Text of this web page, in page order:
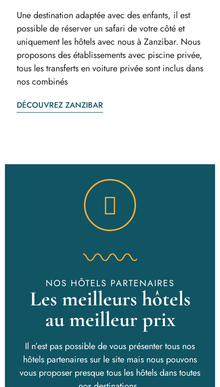
Une destination adaptée avec des enfants, il est
possible de réserver un safari de votre côté et
uniquement les hôtels avec nous à Zanzibar. Nous
proposons des établissements avec piscine privée,
tous les transferts en voiture privée sont inclus dans
nos combinés
DÉCOUVREZ ZANZIBAR
NOS HÔTELS PARTENAIRES
Les meilleurs hôtels
au meilleur prix
Il n’est pas possible de vous présenter tous nos
hôtels partenaires sur le site mais nous pouvons
vous proposer presque tous les hôtels dans toutes